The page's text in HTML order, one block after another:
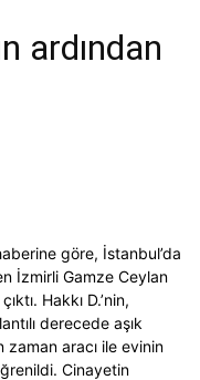
ardından
göre, İstanbul’da
İzmirli Gamze Ceylan
Hakkı D.’nin,
derecede aşık
zaman aracı ile evinin
Cinayetin